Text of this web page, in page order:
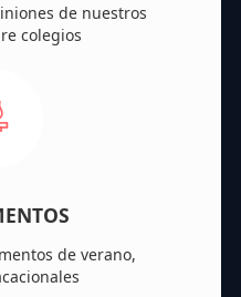
de nuestros
colegios
de verano,